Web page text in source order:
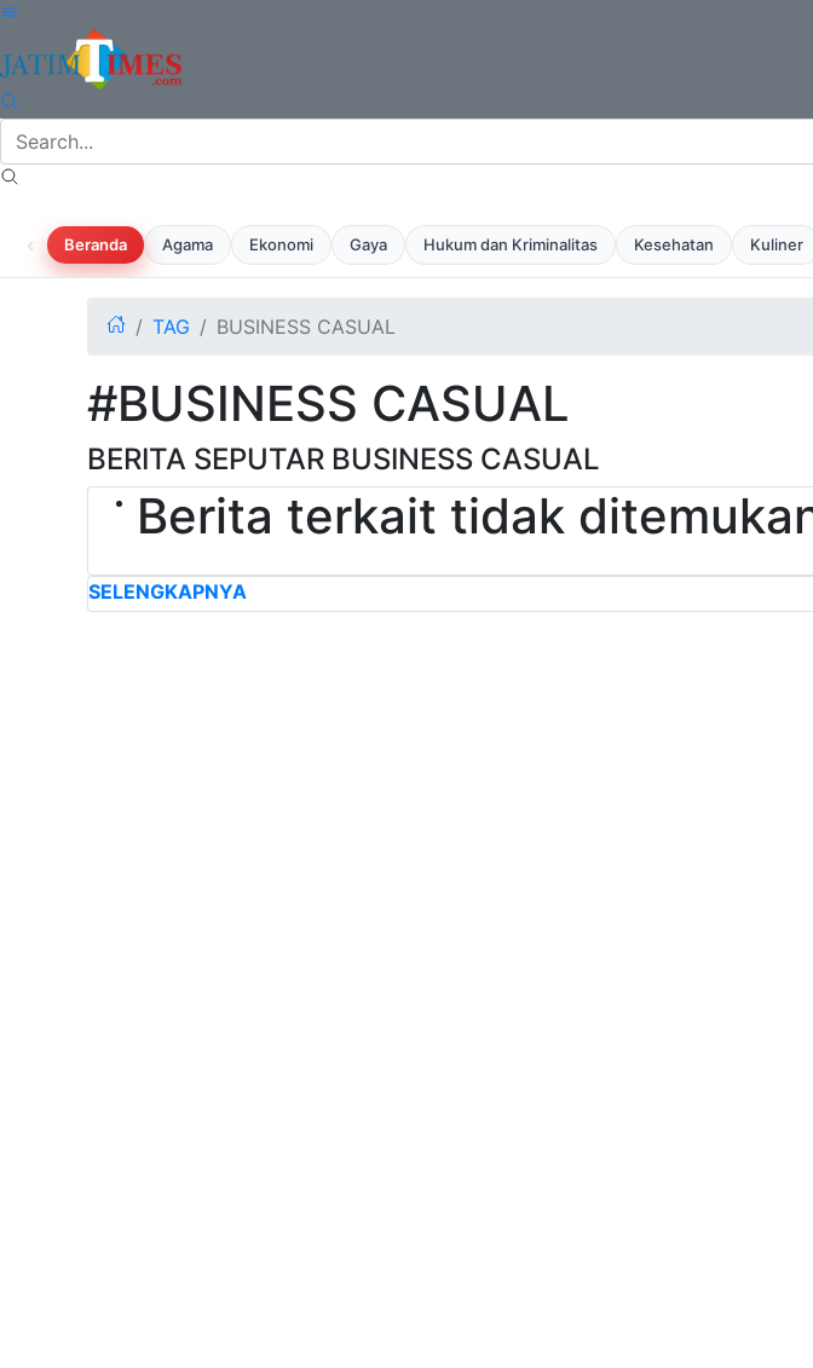
‹ Beranda Agama Ekonomi Gaya Hukum dan Kriminalitas Kesehatan Kuliner
TAG BUSINESS CASUAL
#BUSINESS CASUAL
BERITA SEPUTAR BUSINESS CASUAL
Berita terkait tidak
SELENGKAPNYA